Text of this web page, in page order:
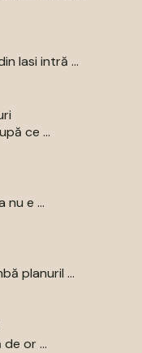
Iasi intră ...
ce ...
e ...
planuril ...
or ...